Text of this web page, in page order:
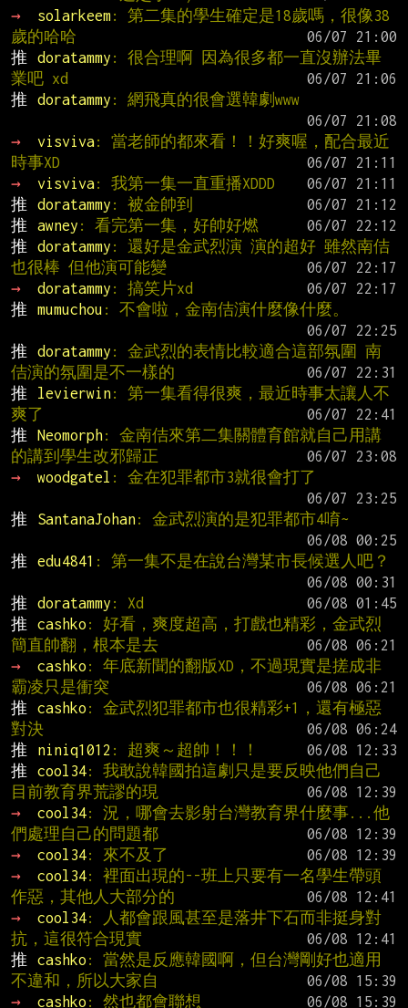
→
solarkeem: 第二集的學生確定是18歲嗎，很像38
歲的哈哈
推
doratammy : 很合理啊 因為很多都一直沒辦法畢
業吧 xd
推
doratammy : 網飛真的很會選韓劇www
→
visviva: 當老師的都來看！！好爽喔，配合最近
時事XD
→
visviva: 我第一集一直重播XDDD
推
doratammy : 被金帥到
推
awney : 看完第一集，好帥好燃
推
doratammy : 還好是金武烈演 演的超好 雖然南佶
也很棒 但他演可能變
→
doratammy : 搞笑片xd
推
mumuchou : 不會啦，金南佶演什麼像什麼。
推
doratammy : 金武烈的表情比較適合這部氛圍 南
佶演的氛圍是不一樣的
推
levierwin: 第一集看得很爽，最近時事太讓人不
爽了
推
Neomorph: 金南佶來第二集關體育館就自己用講
的講到學生改邪歸正
→
woodgatel : 金在犯罪都市3就很會打了
推
SantanaJohan: 金武烈演的是犯罪都市4唷~
推
edu4841 : 第一集不是在說台灣某市長候選人吧？
推
doratammy : Xd
推
cashko : 好看，爽度超高，打戲也精彩，金武烈
簡直帥翻，根本是去
→
cashko : 年底新聞的翻版XD，不過現實是搓成非
霸凌只是衝突
推
cashko : 金武烈犯罪都市也很精彩+1，還有極惡
對決
推
niniq1012 : 超爽～超帥！！！
推
cool34: 我敢說韓國拍這劇只是要反映他們自己
目前教育界荒謬的現
→
cool34: 況，哪會去影射台灣教育界什麼事...他
們處理自己的問題都
→
cool34: 來不及了
→
cool34: 裡面出現的--班上只要有一名學生帶頭
作惡，其他人大部分的
→
cool34: 人都會跟風甚至是落井下石而非挺身對
抗，這很符合現實
推
cashko : 當然是反應韓國啊，但台灣剛好也適用
不違和，所以大家自
→
cashko : 然也都會聯想